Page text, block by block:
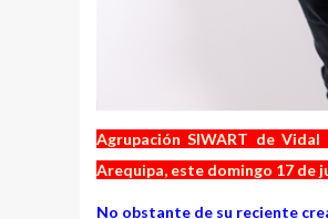
AgrupaciónSIWART de
Arequipa, este domingo 17 de
No obstante de su reciente